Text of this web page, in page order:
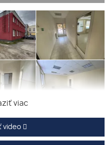
viac
video